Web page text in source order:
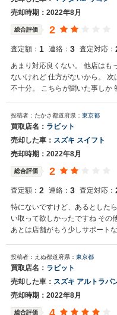
売却時期：2022年8月
総合評価 2
査定額： 1 連絡： 3 査定対応：
あまり対応良くない。 他店はも
ないけれど 仕方がないから。
不十分。 こちらが聞いた事しか
投稿者：たかさ都道府県： 東京都
買取店名： ラビット
売却した車： スズキ スイフト
売却時期：2022年8月
総合評価 2
査定額： 2 連絡： 3 査定対応：
特にないですけど、あるとした
い取って欲しかったですね その
あとは店舗がもう少しサポート
投稿者：えぬ都道府県： 東京都
買取店名： ラビット
売却した車： スズキ アルトラパ
売却時期：2022年8月
総合評価 4